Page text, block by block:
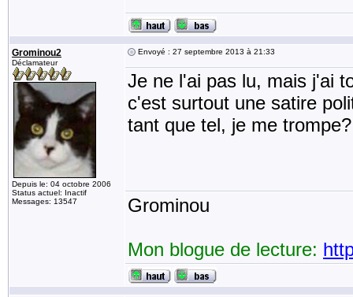
Grominou2
Déclamateur
Depuis le: 04 octobre 2006
Status actuel: Inactif
Messages: 13547
Envoyé : 27 septembre 2013 à 21:33
Je ne l'ai pas lu, mais j'ai
c'est surtout une satire
tant que tel, je me trompe?
Grominou
Mon blogue de lecture: